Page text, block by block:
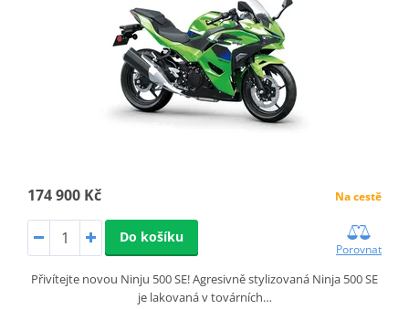
174 900 Kč Na cestě
Do košíku
Porovnat
Přivítejte novou Ninju 500 SE! Agresivně stylizovaná Ninja 500 SE
je lakovaná v továrních…